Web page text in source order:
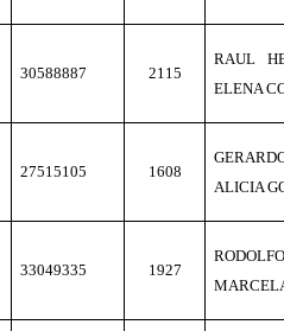
30588887 2115
RAUL
ELENA
27515105 1608
ALICIA
33049335 1927